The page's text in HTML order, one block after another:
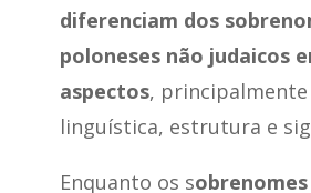
diferenciam dos
poloneses não judaicos
aspectos,
linguística, estrutura e
Enquanto os s